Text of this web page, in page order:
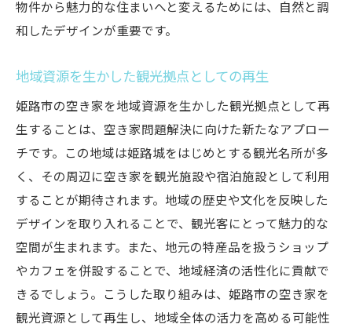
物件から魅力的な住まいへと変えるためには、自然と調
和したデザインが重要です。
地域資源を生かした観光拠点としての再生
姫路市の空き家を地域資源を生かした観光拠点として再
生することは、空き家問題解決に向けた新たなアプロー
チです。この地域は姫路城をはじめとする観光名所が多
く、その周辺に空き家を観光施設や宿泊施設として利用
することが期待されます。地域の歴史や文化を反映した
デザインを取り入れることで、観光客にとって魅力的な
空間が生まれます。また、地元の特産品を扱うショップ
やカフェを併設することで、地域経済の活性化に貢献で
きるでしょう。こうした取り組みは、姫路市の空き家を
観光資源として再生し、地域全体の活力を高める可能性